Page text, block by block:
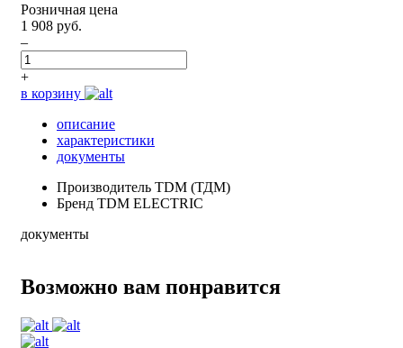
Розничная цена
1 908 руб.
–
+
в корзину
описание
характеристики
документы
Производитель TDM (ТДМ)
Бренд TDM ELECTRIC
документы
Возможно вам понравится